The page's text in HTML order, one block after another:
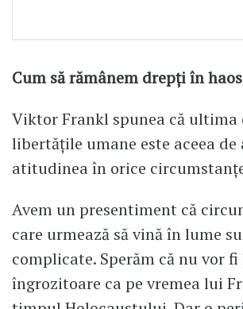
Cum să rămânem drepți în
Viktor Frankl spunea că ultima
libertățile umane este aceea de
atitudinea în orice
Avem un presentiment că
care urmează să vină în lume
complicate. Sperăm că nu vor fi
îngrozitoare ca pe vremea lui